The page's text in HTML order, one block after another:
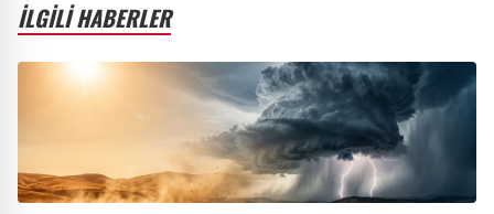
İLGİLİ HABERLER